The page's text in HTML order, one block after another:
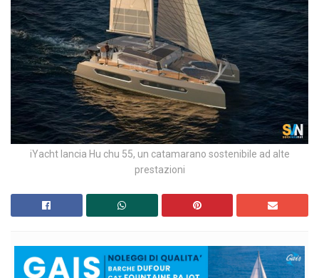
iYacht lancia Hu chu 55, un catamarano sostenibile ad alte
prestazioni